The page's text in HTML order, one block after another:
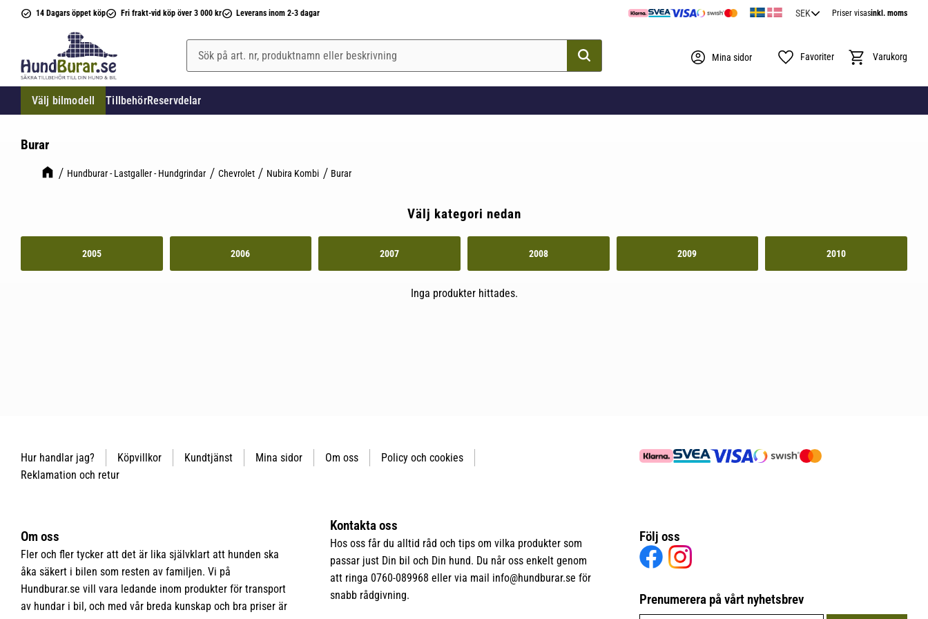
14 Dagars öppet köp Fri frakt-vid köp över 3 000 kr Leverans inom 2-3 dagar Priser visasinkl. moms
Välj bilmodell TillbehörReservdelar
Mina sidor Favoriter Kundvagn
Burar
Hundburar - Lastgaller - Hundgrindar Chevrolet Nubira Kombi Burar
Välj kategori nedan
2005 2006 2007 2008 2009 2010
Inga produkter hittades.
Hur handlar jag? Köpvillkor Kundtjänst Mina sidor Om oss
Policy och cookies
Reklamation och retur
Om oss
Fler och fler tycker att det är lika självklart att hunden ska
åka säkert i bilen som resten av familjen. Vi på
Hundburar.se vill vara ledande inom produkter för transport
av hundar i bil, och med vår breda kunskap och bra priser är
Kontakta oss
Hos oss får du alltid råd och tips om vilka produkter som
passar just Din bil och Din hund. Du når oss enkelt genom
att ringa 0760-089968 eller via mail info@hundburar.se för
snabb rådgivning.
Följ oss
Prenumerera på vårt nyhetsbrev